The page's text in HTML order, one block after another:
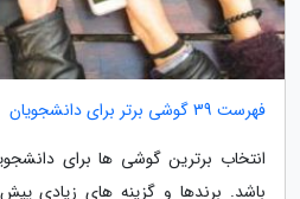
فهرست 39 گوشی برتر برای دانشجویان
انتخاب برترین گوشی ها برای
باشد. برندها و گزینه های زیادی